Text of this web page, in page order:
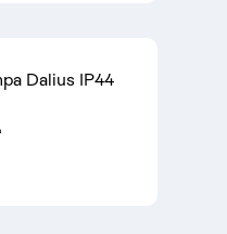
Dalius IP44